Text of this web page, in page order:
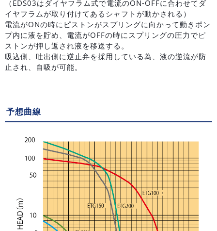
（EDS03はダイヤフラム式で電流のON-OFFに合わせてダ
イヤフラムが取り付けてあるシャフトが動かされる）
電流がONの時にピストンがスプリングに向かって動きポン
プ内に液を貯め、電流がOFFの時にスプリングの圧力でピ
ストンが押し返され液を移送する。
吸込側、吐出側に逆止弁を採用している為、液の逆流が防
止され、自吸が可能。
予想曲線